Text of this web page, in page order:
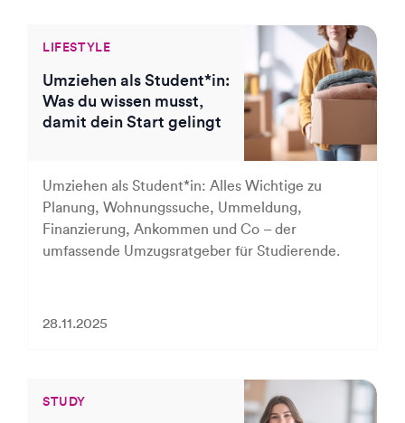
LIFESTYLE
Umziehen als Student*in:
Was du wissen musst,
damit dein Start gelingt
Umziehen als Student*in: Alles Wichtige zu
Planung, Wohnungssuche, Ummeldung,
Finanzierung, Ankommen und Co – der
umfassende Umzugsratgeber für Studierende.
28.11.2025
STUDY